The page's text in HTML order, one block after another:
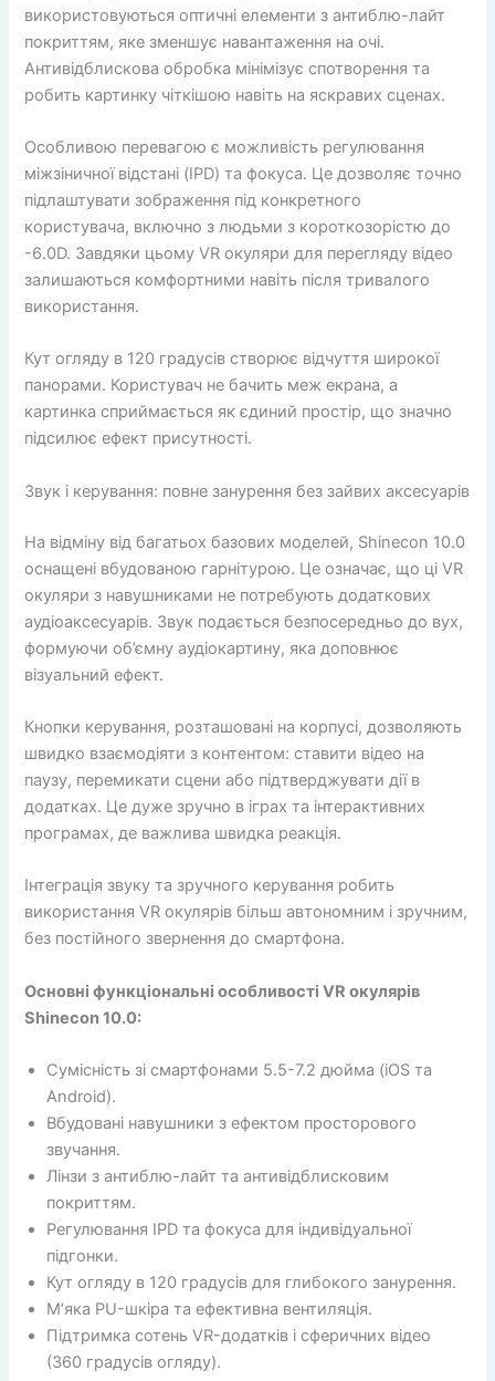
використовуються оптичні елементи з антиблю-лайт
покриттям, яке зменшує навантаження на очі.
Антивідблискова обробка мінімізує спотворення та
робить картинку чіткішою навіть на яскравих сценах.
Особливою перевагою є можливість регулювання
міжзіничної відстані (IPD) та фокуса. Це дозволяє точно
підлаштувати зображення під конкретного
користувача, включно з людьми з короткозорістю до
-6.0D. Завдяки цьому VR окуляри для перегляду відео
залишаються комфортними навіть після тривалого
використання.
Кут огляду в 120 градусів створює відчуття широкої
панорами. Користувач не бачить меж екрана, а
картинка сприймається як єдиний простір, що значно
підсилює ефект присутності.
Звук і керування: повне занурення без зайвих аксесуарів
На відміну від багатьох базових моделей, Shinecon 10.0
оснащені вбудованою гарнітурою. Це означає, що ці VR
окуляри з навушниками не потребують додаткових
аудіоаксесуарів. Звук подається безпосередньо до вух,
формуючи об’ємну аудіокартину, яка доповнює
візуальний ефект.
Кнопки керування, розташовані на корпусі, дозволяють
швидко взаємодіяти з контентом: ставити відео на
паузу, перемикати сцени або підтверджувати дії в
додатках. Це дуже зручно в іграх та інтерактивних
програмах, де важлива швидка реакція.
Інтеграція звуку та зручного керування робить
використання VR окулярів більш автономним і зручним,
без постійного звернення до смартфона.
Основні функціональні особливості VR окулярів
Shinecon 10.0:
Сумісність зі смартфонами 5.5-7.2 дюйма (iOS та
Android).
Вбудовані навушники з ефектом просторового
звучання.
Лінзи з антиблю-лайт та антивідблисковим
покриттям.
Регулювання IPD та фокуса для індивідуальної
підгонки.
Кут огляду в 120 градусів для глибокого занурення.
М’яка PU-шкіра та ефективна вентиляція.
Підтримка сотень VR-додатків і сферичних відео
(360 градусів огляду).